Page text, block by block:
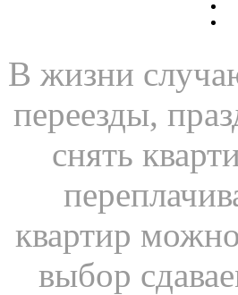
В жизни
переезды,
снять
квартир
выбор